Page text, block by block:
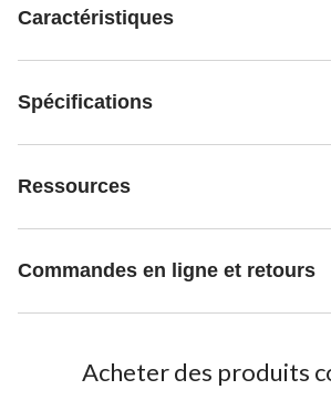
Caractéristiques
Spécifications
Ressources
Commandes en ligne et retours
Acheter des produits